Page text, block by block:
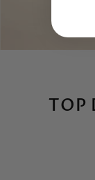
TOP